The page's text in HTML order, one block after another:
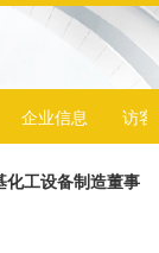
企业信息 访客
化工设备制造董事